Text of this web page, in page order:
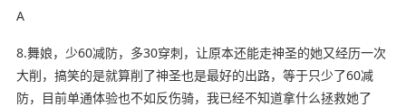
A
8.舞娘，少60减防，多30穿刺，让原本还能走神圣的她又经历一次
大削，搞笑的是就算削了神圣也是最好的出路，等于只少了60减
防，目前单通体验也不如反伤骑，我已经不知道拿什么拯救她了